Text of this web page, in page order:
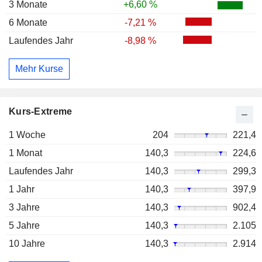
3 Monate
+6,60 %
6 Monate
-7,21 %
Laufendes Jahr
-8,98 %
Mehr Kurse
Kurs-Extreme
1 Woche 204
221,4
1 Monat
140,3
224,6
Laufendes Jahr
140,3
299,3
1 Jahr
140,3
397,9
3 Jahre
140,3
902,4
5 Jahre
140,3
2.105
10 Jahre
140,3 2.914